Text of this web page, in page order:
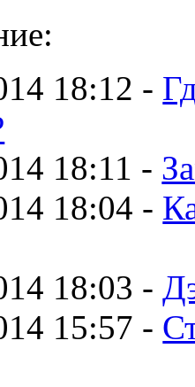
18:12 -
18:11 -
18:04 -
18:03 -
15:57 -